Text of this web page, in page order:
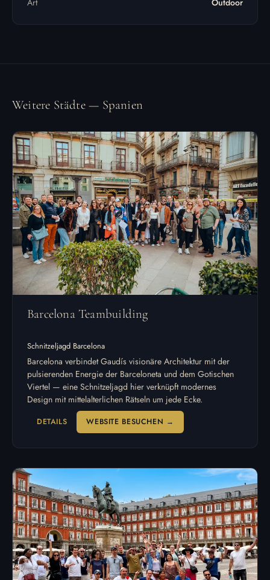
Weitere Städte — Spanien
Barcelona Teambuilding
Schnitzeljagd Barcelona
Barcelona verbindet Gaudís visionäre Architektur mit der
pulsierenden Energie der Barceloneta und dem Gotischen
Viertel — eine Schnitzeljagd hier verknüpft modernes
Design mit mittelalterlichen Rätseln um jede Ecke.
DETAILS WEBSITE BESUCHEN →